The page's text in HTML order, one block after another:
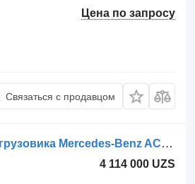
Цена по запросу
Связаться с продавцом
Клапан EGR Mercedes-Benz A4711403246.4711403246 для грузовика Mercedes-Benz ACTROS
4 114 000 UZS